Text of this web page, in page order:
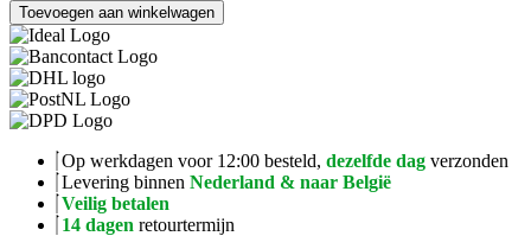
Toevoegen aan winkelwagen
Op werkdagen voor 12:00 besteld, dezelfde dag verzonden
Levering binnen Nederland & naar België
Veilig betalen
14 dagen retourtermijn